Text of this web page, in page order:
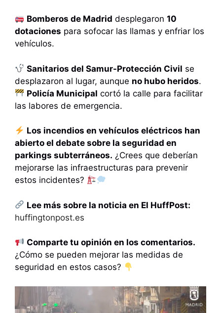
Bomberos de Madrid desplegaron10
dotaciones para sofocar las llamas y enfriar los
vehículos.
Sanitarios del Samur-Protección Civil se
desplazaron al lugar, aunque no hubo heridos.
Policía Municipal cortó la calle para facilitar
las labores de emergencia.
Los incendios en vehículos eléctricos han
abierto el debate sobre la seguridad en
parkings subterráneos. ¿Crees que deberían
mejorarse las infraestructuras para prevenir
estos incidentes?
Lee más sobre la noticia en El HuffPost:
huffingtonpost.es
Comparte tu opinión en los comentarios.
¿Cómo se pueden mejorar las medidas de
seguridad en estos casos?